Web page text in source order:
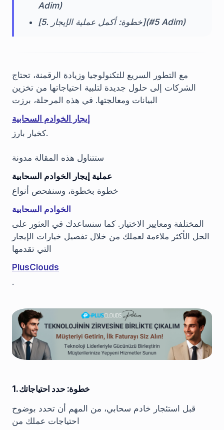
Adim)
[5. خطوة: أكمل عملية الإيجار](#5 Adim)
مع التطور السريع للتكنولوجيا وزيادة الرقمنة، تحتاج
الشركات إلى حلول جديدة لتلبية احتياجاتها من تخزين
البيانات ومعالجتها. في هذه المرحلة، برزت
إيجار الخوادم السحابية
كخيار بارز.
ستتناول هذه المقالة مدونة
عملية إيجار الخوادم السحابية
خطوة بخطوة، وسنفحص أنواع
الخوادم السحابية
المختلفة ومعايير الاختيار. كما سنساعدك في العثور على
الحل الأكثر ملاءمة لعملك من خلال تفصيل خيارات الإيجار
التي تقدمها
PlusClouds
.
1. خطوة: حدد احتياجاتك
قبل استئجار خادم سحابي، من المهم أن تحدد بوضوح
احتياجات عملك من